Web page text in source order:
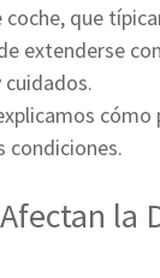
que
extenderse
cuidados.
condiciones.
la